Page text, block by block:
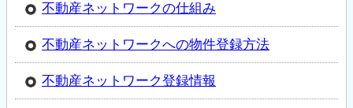
不動産ネットワークの仕組み
不動産ネットワークへの物件登録方法
不動産ネットワーク登録情報